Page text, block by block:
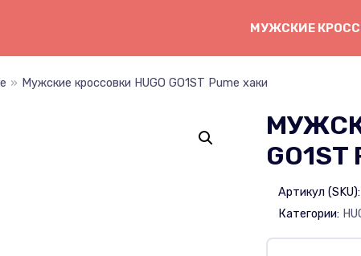
МУЖСКИЕ
» Мужские кроссовки HUGO GO1ST Pume хаки
Артикул (SKU):
Категории: